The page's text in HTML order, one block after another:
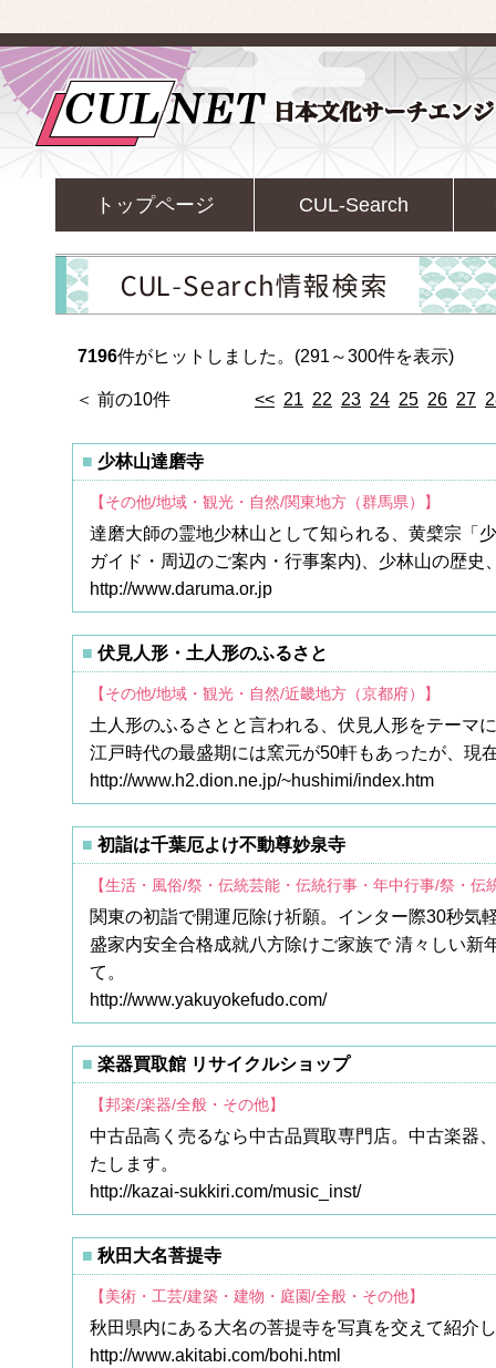
トップページ CUL-Search
7196件がヒットしました。(291～300件を表示)
＜ 前の10件 << 21 22 23 24 25 26 27
少林山達磨寺
【その他/地域・観光・自然/関東地方（群馬県）】
達磨大師の霊地少林山として知られる、黄檗宗「
ガイド・周辺のご案内・行事案内)、少林山の歴
http://www.daruma.or.jp
伏見人形・土人形のふるさと
【その他/地域・観光・自然/近畿地方（京都府）】
土人形のふるさとと言われる、伏見人形をテーマ
江戸時代の最盛期には窯元が50軒もあったが、現
http://www.h2.dion.ne.jp/~hushimi/index.htm
初詣は千葉厄よけ不動尊妙泉寺
【生活・風俗/祭・伝統芸能・伝統行事・年中行事/祭・伝
関東の初詣で開運厄除け祈願。インター際30秒気
盛家内安全合格成就八方除けご家族で 清々しい
て。
http://www.yakuyokefudo.com/
楽器買取館 リサイクルショップ
【邦楽/楽器/全般・その他】
中古品高く売るなら中古品買取専門店。中古楽器
たします。
http://kazai-sukkiri.com/music_inst/
秋田大名菩提寺
【美術・工芸/建築・建物・庭園/全般・その他】
秋田県内にある大名の菩提寺を写真を交えて紹介
http://www.akitabi.com/bohi.html